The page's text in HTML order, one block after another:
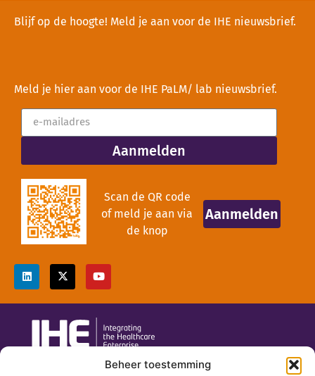
Beheer toestemming
Blijf op de hoogte! Meld je aan voor de IHE nieuwsbrief.
Meld je hier aan voor de IHE PaLM/ lab nieuwsbrief.
Aanmelden
Scan de QR code
of meld je aan via
de knop
Aanmelden